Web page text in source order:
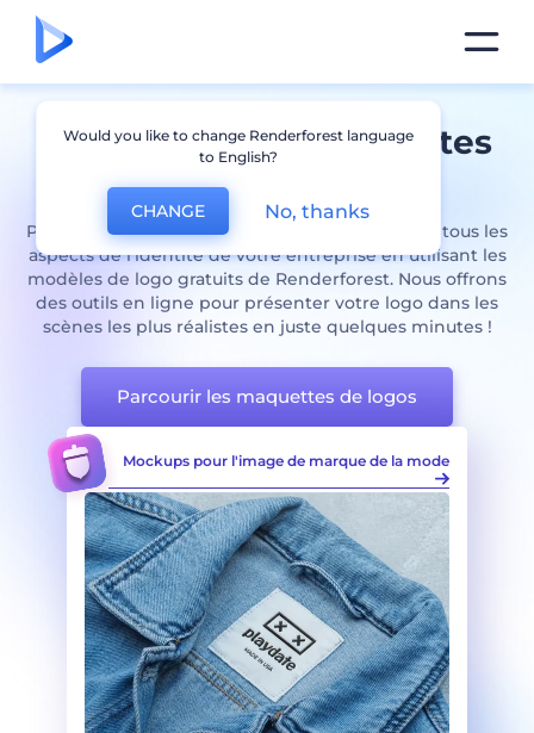
Générateur de maquettes
Logostupéfiant
Prêt(e) à donner vie à votre marque ? Visualisez tous les
aspects de l'identité de votre entreprise en utilisant les
modèles de logo gratuits de Renderforest. Nous offrons
des outils en ligne pour présenter votre logo dans les
scènes les plus réalistes en juste quelques minutes !
Parcourir les maquettes de logos
la mode Set de mockups d'enseignes en vitrines
Would you like to change Renderforest language
to English?
CHANGE No, thanks